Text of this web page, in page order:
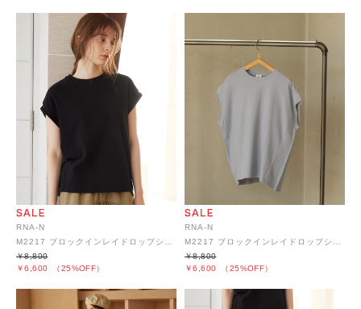
RNA-N
M2217 ブロックインレイドロップショルダープルオーバー
￥6,600 （25%OFF）
￥8,800
RNA-N
M2217 ブロックインレイドロップショルダープルオーバー
￥6,600 （25%OFF）
￥8,800